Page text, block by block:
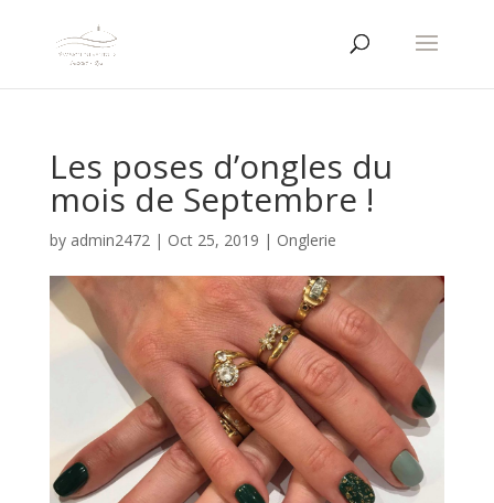
Les poses d’ongles du
mois de Septembre !
by admin2472| Oct 25, 2019 | Onglerie